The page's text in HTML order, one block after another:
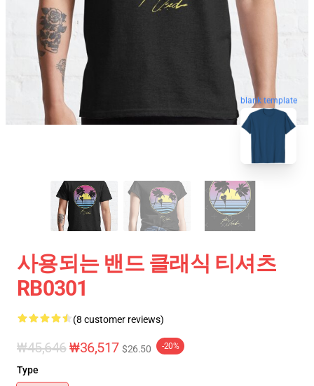
blank template
사용되는 밴드 클래식 티셔츠
RB0301
(8 customer reviews)
₩45,646₩36,517 $26.50 -20%
Type